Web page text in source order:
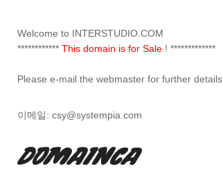
Welcome to INTERSTUDIO.COM
************ This domain is for Sale ! *************
Please e-mail the webmaster for further details
이메일: csy@systempia.com